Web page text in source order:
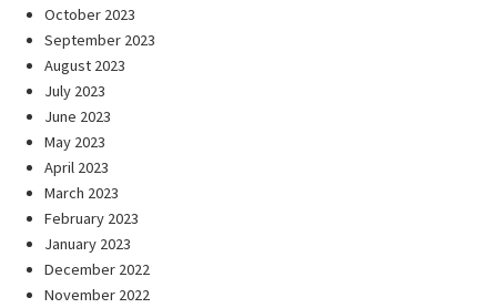
October 2023
September 2023
August 2023
July 2023
June 2023
May 2023
April 2023
March 2023
February 2023
January 2023
December 2022
November 2022